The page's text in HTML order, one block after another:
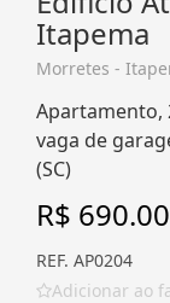
Itapema
Morretes -
Apartamento,
vaga de
(SC)
R$
REF. AP0204
Adicionar ao